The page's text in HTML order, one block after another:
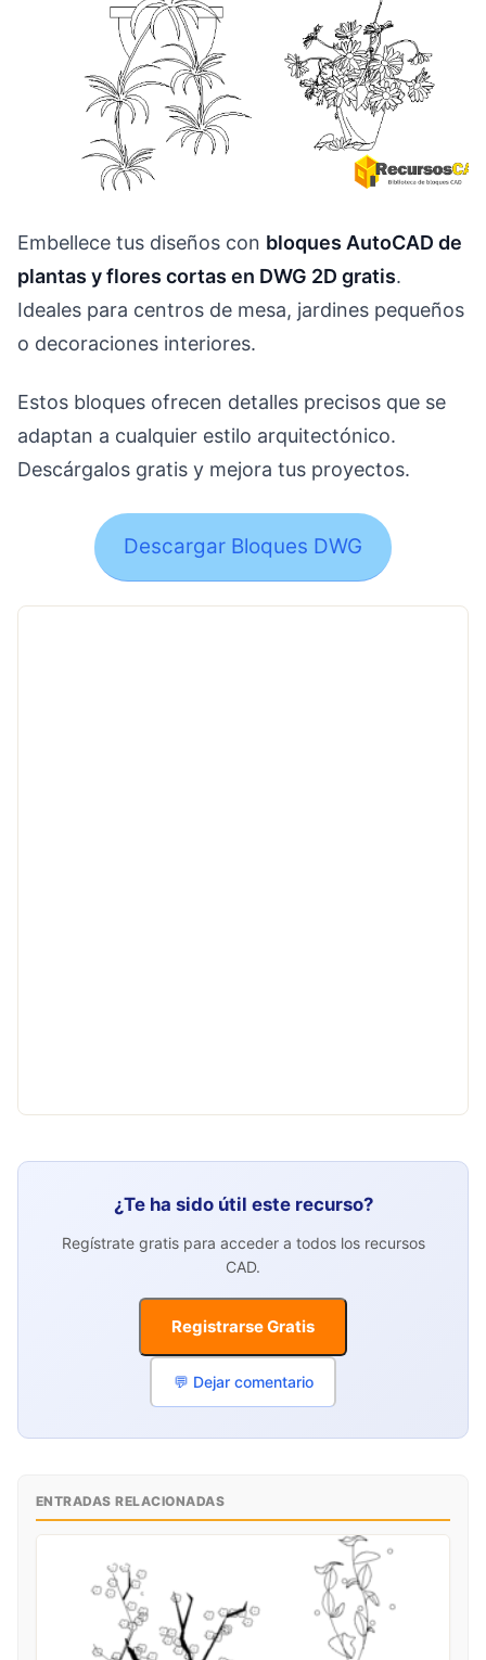
Embellece tus diseños con bloques AutoCAD de
plantas y flores cortas en DWG 2D gratis.
Ideales para centros de mesa, jardines pequeños
o decoraciones interiores.
Estos bloques ofrecen detalles precisos que se
adaptan a cualquier estilo arquitectónico.
Descárgalos gratis y mejora tus proyectos.
Descargar Bloques DWG
¿Te ha sido útil este recurso?
Regístrate gratis para acceder a todos los recursos
CAD.
Registrarse Gratis
💬 Dejar comentario
ENTRADAS RELACIONADAS